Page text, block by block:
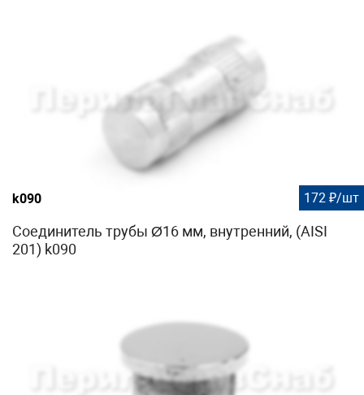
k090 172 ₽/шт
Соединитель трубы Ø16 мм, внутренний, (AISI
201) k090